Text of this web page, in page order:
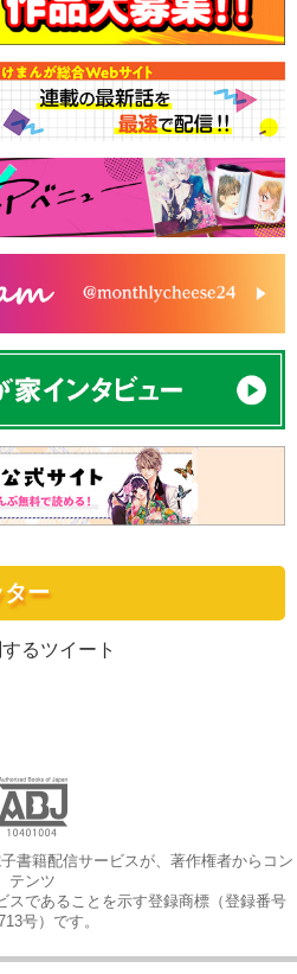
ター
るツイート
書籍配信サービスが、著作権者からコン
テンツ
スであることを示す登録商標（登録番号
号）です。